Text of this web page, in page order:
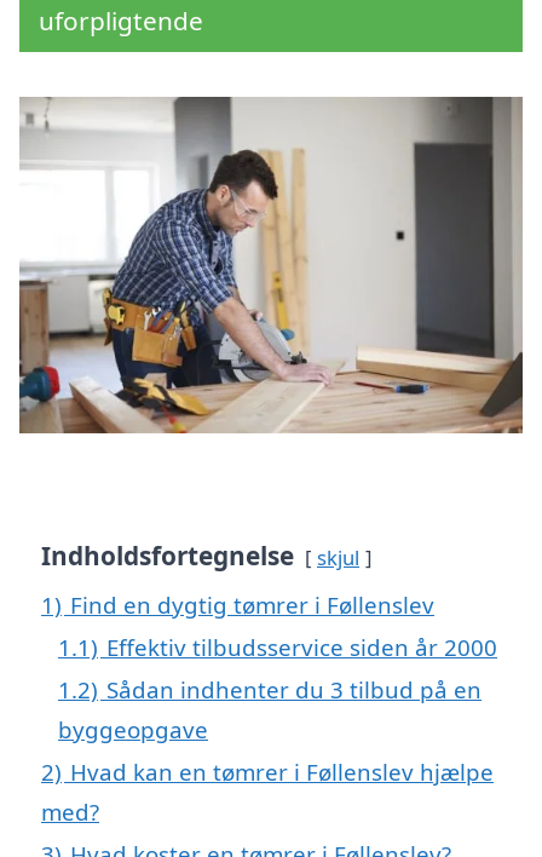
uforpligtende
Indholdsfortegnelse skjul
1) Find en dygtig tømrer i Føllenslev
1.1) Effektiv tilbudsservice siden år 2000
1.2) Sådan indhenter du 3 tilbud på en
byggeopgave
2) Hvad kan en tømrer i Føllenslev hjælpe
med?